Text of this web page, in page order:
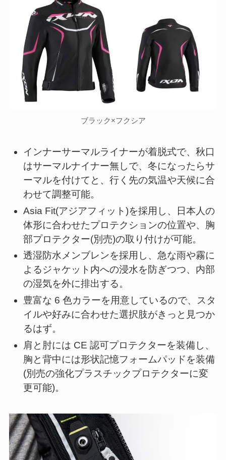
ブラック×フクシア
インナーサーマルライナーが着脱式で、秋口
はサーマルナイナー無しで、冬になったらサ
ーマルを付けてと、行く先の気温や天候に合
わせて調整可能。
Asia Fit(アジアフィット)を採用し、日本人の
体形に合わせたプロテクションの位置や、胸
部プロテクター(別売)の取り付けが可能。
透湿防水メンブレンを採用し、急な雨や霧に
よるジャケット内への浸水を防ぎつつ、内部
の湿気を外に排出する。
豊富な 6 色カラーを用意しているので、スタ
イルや好みに合わせた選択肢がきっと見つか
るはず。
肩と肘には CE 認可プロテクターを装備し、
胸と背中には形状記憶フォームパッドを装備
(別売の強化プラスチックプロテクターに変
更可能)。